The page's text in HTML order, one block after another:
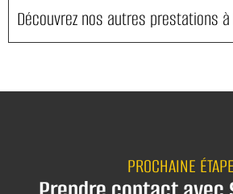
Découvrez nos autres prestations à
PROCHAINE ÉTAPE